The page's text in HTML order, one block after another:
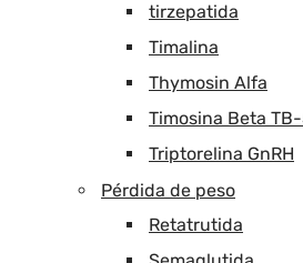
tirzepatida
Timalina
Thymosin Alfa
Timosina Beta
Triptorelina GnRH
Pérdida de peso
Retatrutida